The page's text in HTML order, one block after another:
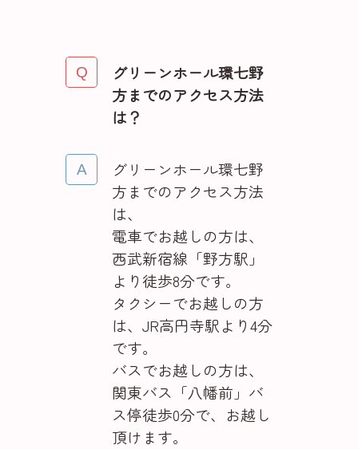
グリーンホール環七野
方までのアクセス方法
は？
グリーンホール環七野
方までのアクセス方法
は、
電車でお越しの方は、
西武新宿線「野方駅」
より徒歩8分です。
タクシーでお越しの方
は、JR高円寺駅より4分
です。
バスでお越しの方は、
関東バス「八幡前」バ
ス停徒歩0分で、お越し
頂けます。